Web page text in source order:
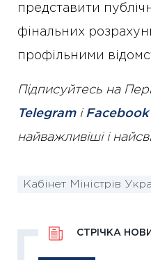
представити
фінальних
профільними
Підписуйтесь на
Telegramі Facebook
найважливіші і
Кабінет Міністрів
СТРІЧКА